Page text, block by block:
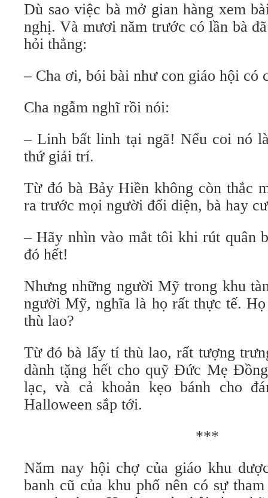
Dù sao việc bà mở gian hàng xem
nghị. Và mươi năm trước có lần bà
hỏi thẳng:
– Cha ơi, bói bài như con giáo hội có
Cha ngẫm nghĩ rồi nói:
– Linh bất linh tại ngã! Nếu coi nó
thứ giải trí.
Từ đó bà Bảy Hiền không còn thắc
ra trước mọi người đối diện, bà hay
– Hãy nhìn vào mắt tôi khi rút quân
đó hết!
Nhưng những người Mỹ trong khu
người Mỹ, nghĩa là họ rất thực tế.
thù lao?
Từ đó bà lấy tí thù lao, rất tượng
dành tặng hết cho quỹ Đức Mẹ
lạc, và cả khoản kẹo bánh cho
Halloween sắp tới.
***
Năm nay hội chợ của giáo khu
banh cũ của khu phố nên có sự